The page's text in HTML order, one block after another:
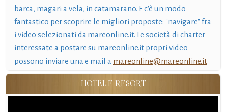
barca, magari a vela, in catamarano. E c'è un modo
fantastico per scoprire le migliori proposte: "navigare" fra
i video selezionati da mareonline.it. Le società di charter
interessate a postare su mareonline.it propri video
possono inviare una e mail a mareonline@mareonline.it
HOTEL E RESORT